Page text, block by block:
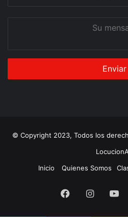
© Copyright 2023, Todos los
Inicio
Quienes Somos
Facebook